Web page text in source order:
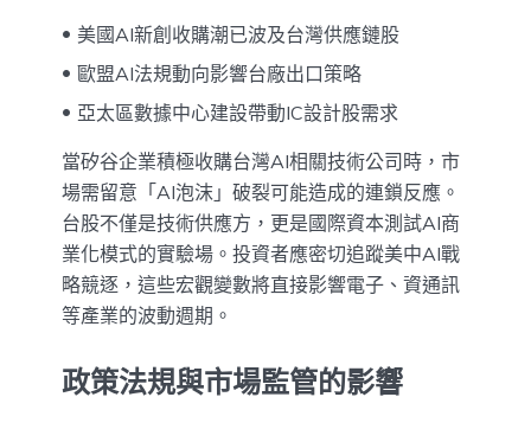
美國AI新創收購潮已波及台灣供應鏈股
歐盟AI法規動向影響台廠出口策略
亞太區數據中心建設帶動IC設計股需求
當矽谷企業積極收購台灣AI相關技術公司時，市
場需留意「AI泡沫」破裂可能造成的連鎖反應。
台股不僅是技術供應方，更是國際資本測試AI商
業化模式的實驗場。投資者應密切追蹤美中AI戰
略競逐，這些宏觀變數將直接影響電子、資通訊
等產業的波動週期。
政策法規與市場監管的影響